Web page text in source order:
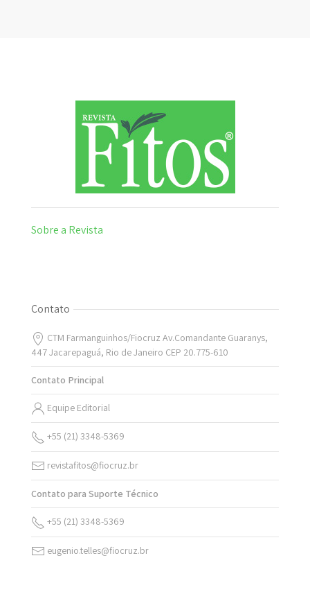
Sobre a Revista
Contato
CTM Farmanguinhos/Fiocruz Av.Comandante Guaranys,
447 Jacarepaguá, Rio de Janeiro CEP 20.775-610
Contato Principal
Equipe Editorial
+55 (21) 3348-5369
revistafitos@fiocruz.br
Contato para Suporte Técnico
+55 (21) 3348-5369
eugenio.telles@fiocruz.br